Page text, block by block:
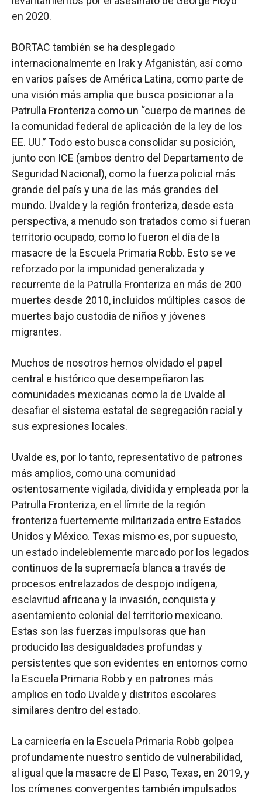
en 2020.
BORTAC también se ha desplegado
internacionalmente en Irak y Afganistán, así como
en varios países de América Latina, como parte de
una visión más amplia que busca posicionar a la
Patrulla Fronteriza como un “cuerpo de marines de
la comunidad federal de aplicación de la ley de los
EE. UU.” Todo esto busca consolidar su posición,
junto con ICE (ambos dentro del Departamento de
Seguridad Nacional), como la fuerza policial más
grande del país y una de las más grandes del
mundo. Uvalde y la región fronteriza, desde esta
perspectiva, a menudo son tratados como si fueran
territorio ocupado, como lo fueron el día de la
masacre de la Escuela Primaria Robb. Esto se ve
reforzado por la impunidad generalizada y
recurrente de la Patrulla Fronteriza en más de 200
muertes desde 2010, incluidos múltiples casos de
muertes bajo custodia de niños y jóvenes
migrantes.
Muchos de nosotros hemos olvidado el papel
central e histórico que desempeñaron las
comunidades mexicanas como la de Uvalde al
desafiar el sistema estatal de segregación racial y
sus expresiones locales.
Uvalde es, por lo tanto, representativo de patrones
más amplios, como una comunidad
ostentosamente vigilada, dividida y empleada por la
Patrulla Fronteriza, en el límite de la región
fronteriza fuertemente militarizada entre Estados
Unidos y México. Texas mismo es, por supuesto,
un estado indeleblemente marcado por los legados
continuos de la supremacía blanca a través de
procesos entrelazados de despojo indígena,
esclavitud africana y la invasión, conquista y
asentamiento colonial del territorio mexicano.
Estas son las fuerzas impulsoras que han
producido las desigualdades profundas y
persistentes que son evidentes en entornos como
la Escuela Primaria Robb y en patrones más
amplios en todo Uvalde y distritos escolares
similares dentro del estado.
La carnicería en la Escuela Primaria Robb golpea
profundamente nuestro sentido de vulnerabilidad,
al igual que la masacre de El Paso, Texas, en 2019, y
los crímenes convergentes también impulsados